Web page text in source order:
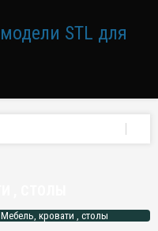
Мебель, кровати , столы